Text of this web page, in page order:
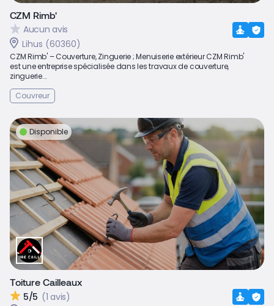
CZM Rimb'
Aucun avis
Lihus (60360)
CZM Rimb' – Couverture, Zinguerie ; Menuiserie extérieur CZM Rimb'
est une entreprise spécialisée dans les travaux de couverture,
zinguerie...
Couvreur
Disponible
Toiture Cailleaux
5/5 (1 avis)